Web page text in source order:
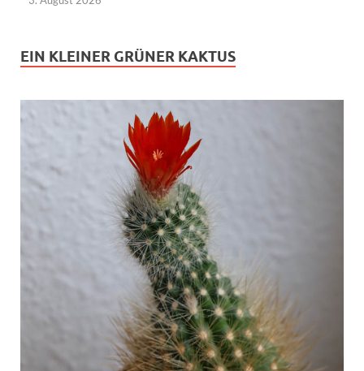
EIN KLEINER GRÜNER KAKTUS